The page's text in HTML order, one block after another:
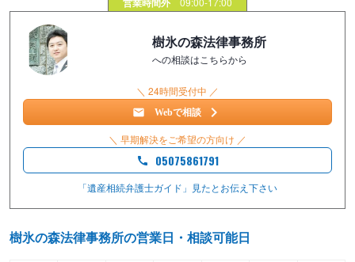
■遺産分割交渉（調停・審判）サポート
・着手金（税込）
交渉：33万円
交渉：獲得遺産額の17.6％（最低22万円）
調停：獲得遺産額の17.6％（最低33万円）
審判：獲得遺産額の17.6％（最低44万円）
※上記費用のほかに、別途実費がかかります。
樹氷の森法律事務所
への相談はこちらから
＼ 24時間受付中 ／
Webで相談
＼ 早期解決をご希望の方向け ／
05075861791
「遺産相続弁護士ガイド」見たとお伝え下さい
樹氷の森法律事務所の営業日・相談可能日